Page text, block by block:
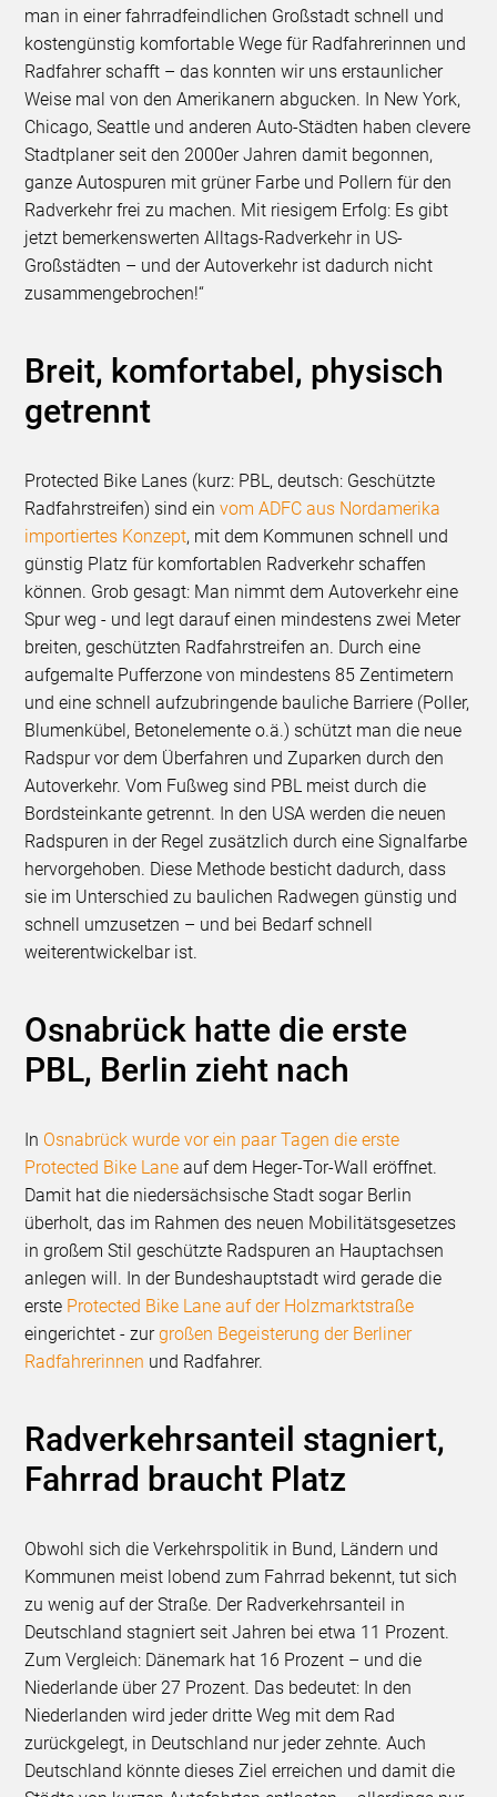
man in einer fahrradfeindlichen Großstadt schnell und
kostengünstig komfortable Wege für Radfahrerinnen und
Radfahrer schafft – das konnten wir uns erstaunlicher
Weise mal von den Amerikanern abgucken. In New York,
Chicago, Seattle und anderen Auto-Städten haben clevere
Stadtplaner seit den 2000er Jahren damit begonnen,
ganze Autospuren mit grüner Farbe und Pollern für den
Radverkehr frei zu machen. Mit riesigem Erfolg: Es gibt
jetzt bemerkenswerten Alltags-Radverkehr in US-
Großstädten – und der Autoverkehr ist dadurch nicht
zusammengebrochen!“
Breit, komfortabel, physisch
getrennt
Protected Bike Lanes (kurz: PBL, deutsch: Geschützte
Radfahrstreifen) sind einvom ADFC aus Nordamerika
importiertes Konzept, mit dem Kommunen schnell und
günstig Platz für komfortablen Radverkehr schaffen
können. Grob gesagt: Man nimmt dem Autoverkehr eine
Spur weg - und legt darauf einen mindestens zwei Meter
breiten, geschützten Radfahrstreifen an. Durch eine
aufgemalte Pufferzone von mindestens 85 Zentimetern
und eine schnell aufzubringende bauliche Barriere (Poller,
Blumenkübel, Betonelemente o.ä.) schützt man die neue
Radspur vor dem Überfahren und Zuparken durch den
Autoverkehr. Vom Fußweg sind PBL meist durch die
Bordsteinkante getrennt. In den USA werden die neuen
Radspuren in der Regel zusätzlich durch eine Signalfarbe
hervorgehoben. Diese Methode besticht dadurch, dass
sie im Unterschied zu baulichen Radwegen günstig und
schnell umzusetzen – und bei Bedarf schnell
weiterentwickelbar ist.
Osnabrück hatte die erste
PBL, Berlin zieht nach
In Osnabrück wurde vor ein paar Tagen die erste
Protected Bike Lane auf dem Heger-Tor-Wall eröffnet.
Damit hat die niedersächsische Stadt sogar Berlin
überholt, das im Rahmen des neuen Mobilitätsgesetzes
in großem Stil geschützte Radspuren an Hauptachsen
anlegen will. In der Bundeshauptstadt wird gerade die
erste Protected Bike Lane auf der Holzmarktstraße
eingerichtet - zurgroßen Begeisterung der Berliner
Radfahrerinnen und Radfahrer.
Radverkehrsanteil stagniert,
Fahrrad braucht Platz
Obwohl sich die Verkehrspolitik in Bund, Ländern und
Kommunen meist lobend zum Fahrrad bekennt, tut sich
zu wenig auf der Straße. Der Radverkehrsanteil in
Deutschland stagniert seit Jahren bei etwa 11 Prozent.
Zum Vergleich: Dänemark hat 16 Prozent – und die
Niederlande über 27 Prozent. Das bedeutet: In den
Niederlanden wird jeder dritte Weg mit dem Rad
zurückgelegt, in Deutschland nur jeder zehnte. Auch
Deutschland könnte dieses Ziel erreichen und damit die